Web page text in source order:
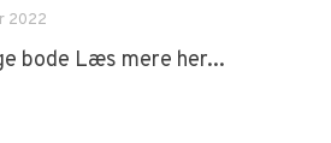
2022
bode Læs mere her...